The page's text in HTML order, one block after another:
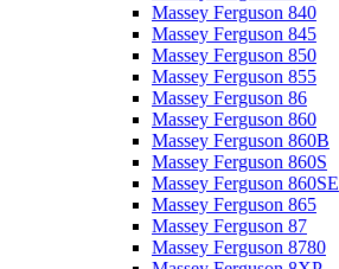
Massey Ferguson 840
Massey Ferguson 845
Massey Ferguson 850
Massey Ferguson 855
Massey Ferguson 86
Massey Ferguson 860
Massey Ferguson 860B
Massey Ferguson 860S
Massey Ferguson 860SE
Massey Ferguson 865
Massey Ferguson 87
Massey Ferguson 8780